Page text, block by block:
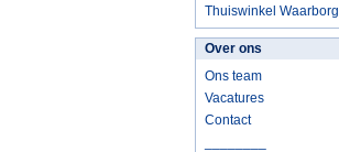
Thuiswinkel Waarborg
Over ons
Ons team
Vacatures
Contact